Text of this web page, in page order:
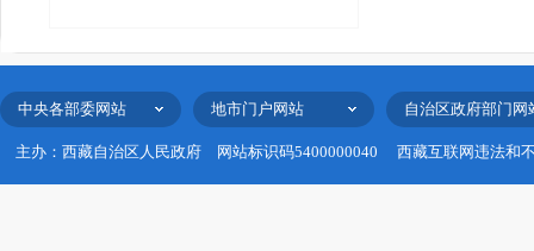
中央各部委网站 地市门户网站 自治区政府部门网
主办：西藏自治区人民政府 网站标识码5400000040 西藏互联网违法和